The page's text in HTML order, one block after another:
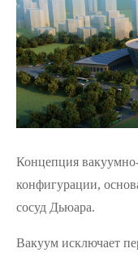
Концепция
конфигурации,
сосуд Дьюара.
Вакуум исключает